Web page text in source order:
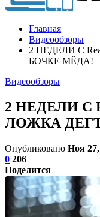
Главная
Видеообзоры
2 НЕДЕЛИ С
БОЧКЕ МЁДА!
Видеообзоры
2 НЕДЕЛИ С
ЛОЖКА
Опубликовано Ноя
0 206
Поделится